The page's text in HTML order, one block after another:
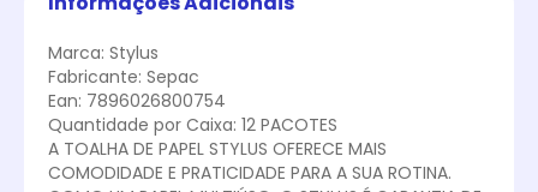
Marca: Stylus
Fabricante: Sepac
Ean: 7896026800754
Quantidade por Caixa: 12 PACOTES
A TOALHA DE PAPEL STYLUS OFERECE MAIS
COMODIDADE E PRATICIDADE PARA A SUA ROTINA.